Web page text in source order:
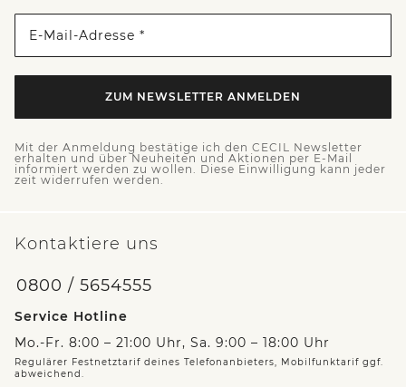
E-Mail-Adresse *
ZUM NEWSLETTER ANMELDEN
Mit der Anmeldung bestätige ich den CECIL Newsletter
erhalten und über Neuheiten und Aktionen per E-Mail
informiert werden zu wollen. Diese Einwilligung kann jeder
zeit widerrufen werden.
Kontaktiere uns
0800 / 5654555
Service Hotline
Mo.-Fr. 8:00 – 21:00 Uhr, Sa. 9:00 – 18:00 Uhr
Regulärer Festnetztarif deines Telefonanbieters, Mobilfunktarif ggf.
abweichend.